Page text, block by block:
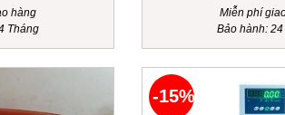
hàng
Tháng
Miễn phí
Bảo hành:
-15%